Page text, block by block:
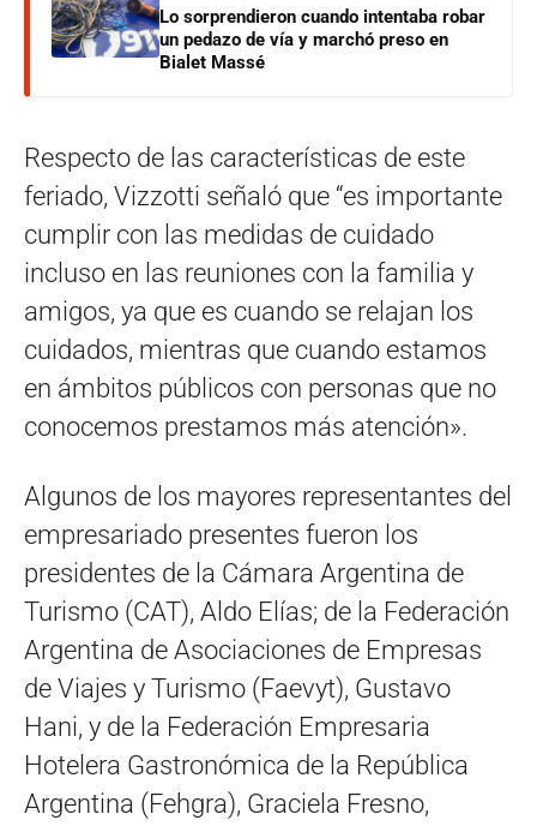
Lo sorprendieron cuando intentaba robar
un pedazo de vía y marchó preso en
Bialet Massé
Respecto de las características de este
feriado, Vizzotti señaló que “es importante
cumplir con las medidas de cuidado
incluso en las reuniones con la familia y
amigos, ya que es cuando se relajan los
cuidados, mientras que cuando estamos
en ámbitos públicos con personas que no
conocemos prestamos más atención».
Algunos de los mayores representantes del
empresariado presentes fueron los
presidentes de la Cámara Argentina de
Turismo (CAT), Aldo Elías; de la Federación
Argentina de Asociaciones de Empresas
de Viajes y Turismo (Faevyt), Gustavo
Hani, y de la Federación Empresaria
Hotelera Gastronómica de la República
Argentina (Fehgra), Graciela Fresno,